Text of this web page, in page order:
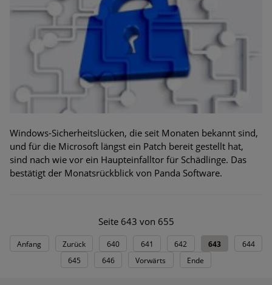
Windows-Sicherheitslücken, die seit Monaten bekannt sind,
und für die Microsoft längst ein Patch bereit gestellt hat,
sind nach wie vor ein Haupteinfalltor für Schädlinge. Das
bestätigt der Monatsrückblick von Panda Software.
Seite 643 von 655
Anfang Zurück 640 641 642 643
644
645
646 Vorwärts Ende